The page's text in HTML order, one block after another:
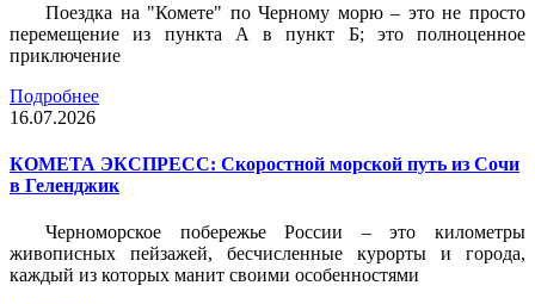
Поездка на "Комете" по Черному морю – это не просто
перемещение из пункта А в пункт Б; это полноценное
приключение
Подробнее
16.07.2026
КОМЕТА ЭКСПРЕСС: Скоростной морской путь из Сочи
в Геленджик
Черноморское побережье России – это километры
живописных пейзажей, бесчисленные курорты и города,
каждый из которых манит своими особенностями